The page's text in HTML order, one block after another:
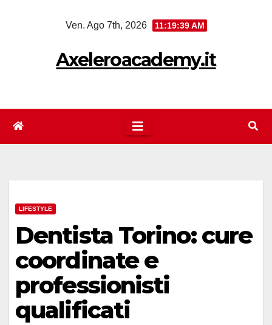
Ven. Ago 7th, 2026 11:19:39 AM
Axeleroacademy.it
LIFESTYLE
Dentista Torino: cure
coordinate e
professionisti
qualificati